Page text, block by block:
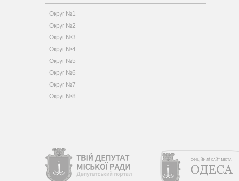
Округ №1
Округ №2
Округ №3
Округ №4
Округ №5
Округ №6
Округ №7
Округ №8